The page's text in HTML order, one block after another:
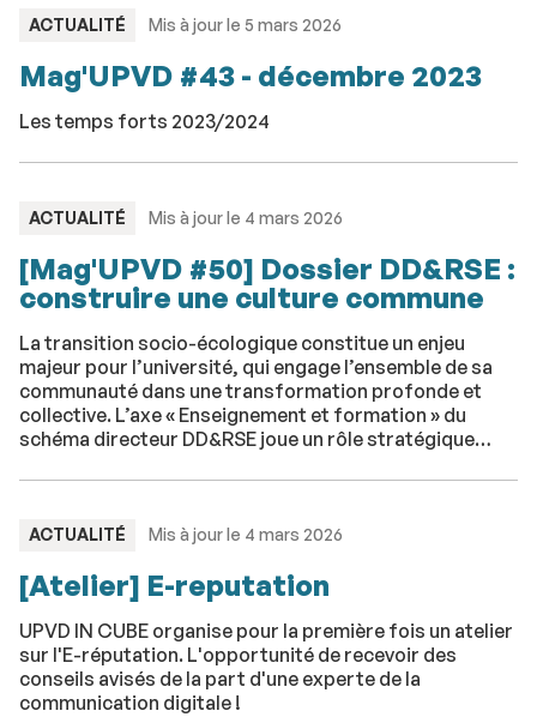
TYPE
ACTUALITÉ Mis à jour le 5 mars 2026
Mag'UPVD #43 - décembre 2023
Les temps forts 2023/2024
TYPE
ACTUALITÉ Mis à jour le 4 mars 2026
[Mag'UPVD #50] Dossier DD&RSE :
construire une culture commune
La transition socio-écologique constitue un enjeu
majeur pour l’université, qui engage l’ensemble de sa
communauté dans une transformation profonde et
collective. L’axe « Enseignement et formation » du
schéma directeur DD&RSE joue un rôle stratégique
TYPE
ACTUALITÉ Mis à jour le 4 mars 2026
[Atelier] E-reputation
UPVD IN CUBE organise pour la première fois un atelier
sur l'E-réputation. L'opportunité de recevoir des
conseils avisés de la part d'une experte de la
communication digitale !